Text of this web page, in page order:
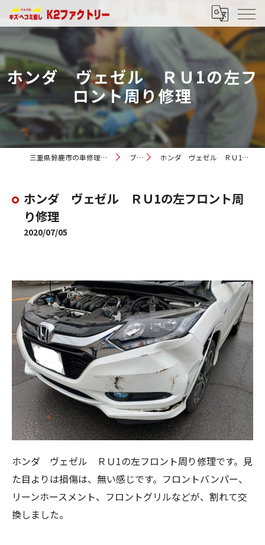
ホンダ ヴェゼル ＲＵ1の左フ
ロント周り修理
三重県鈴鹿市の車修理ならK2ファクトリー ブログ ホンダ ヴェゼル ＲＵ1の左フロント周り修理
ホンダ ヴェゼル ＲＵ1の左フロント周
り修理
2020/07/05
ホンダ ヴェゼル ＲＵ1の左フロント周り修理です。見
た目よりは損傷は、無い感じです。フロントバンパー、
リーンホースメント、フロントグリルなどが、割れて交
換しました。